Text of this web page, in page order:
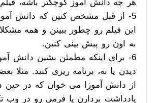
هر چه دانش آموز کوچکتر باشه،
5- از قبل مشخص کنین که دانش
این فیلم رو چطور ببینن و همه
به اون رو پیش بینی کنین.
6- برای اینکه مطمئن بشین دانش
دیدن یا نه، برنامه ریزی کنید. مثلا
از دانش آموزا می خوان که در حین
یادداشت بردارن یا فرمی رو در وب